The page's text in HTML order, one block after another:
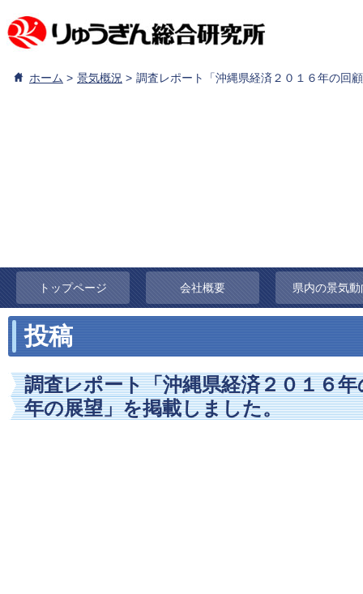
ホーム 景気概況 調査レポート「沖縄県経済２０１６年の回
トップページ 会社概要 県内の景気動
投稿
調査レポート「沖縄県経済２０１６
年の展望」を掲載しました。